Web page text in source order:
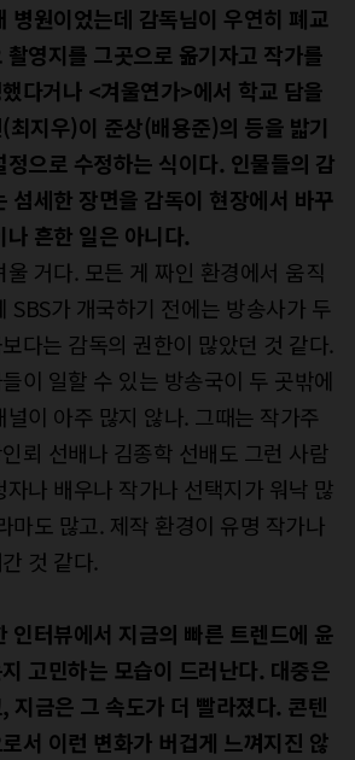
병원이었는데 감독님이 우연히 폐교
영지를 그곳으로 옮기자고 작가를
다거나 <겨울연가>에서 학교 담을
최지우)이 준상(배용준)의 등을 밟기
으로 수정하는 식이다. 인물들의 감
섬세한 장면을 감독이 현장에서 바꾸
흔한 일은 아니다.
거다. 모든 게 짜인 환경에서 움직
SBS가 개국하기 전에는 방송사가 두
다는 감독의 권한이 많았던 것 같다.
이 일할 수 있는 방송국이 두 곳밖에
이 아주 많지 않나. 그때는 작가주
뢰 선배나 김종학 선배도 그런 사람
나 배우나 작가나 선택지가 워낙 많
마도 많고. 제작 환경이 유명 작가나
것 같다.
인터뷰에서 지금의 빠른 트렌드에 윤
고민하는 모습이 드러난다. 대중은
지금은 그 속도가 더 빨라졌다. 콘텐
서 이런 변화가 버겁게 느껴지진 않